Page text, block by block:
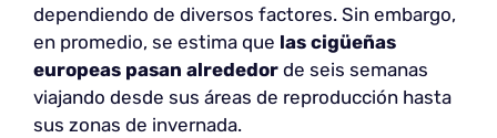
dependiendo de diversos factores. Sin embargo,
en promedio, se estima que las cigüeñas
europeas pasan alrededor de seis semanas
viajando desde sus áreas de reproducción hasta
sus zonas de invernada.